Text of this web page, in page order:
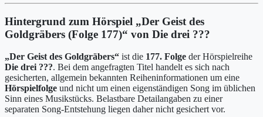
Hintergrund zum Hörspiel „Der Geist des
Goldgräbers (Folge 177)“ von Die drei ???
„Der Geist des Goldgräbers“ ist die 177. Folge der Hörspielreihe
Die drei ???. Bei dem angefragten Titel handelt es sich nach
gesicherten, allgemein bekannten Reiheninformationen um eine
Hörspielfolge und nicht um einen eigenständigen Song im üblichen
Sinn eines Musikstücks. Belastbare Detailangaben zu einer
separaten Song-Entstehung liegen daher nicht gesichert vor.